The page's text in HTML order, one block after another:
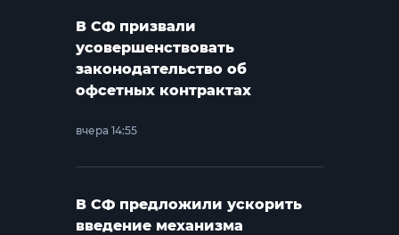
В СФ призвали
усовершенствовать
законодательство об
офсетных контрактах
вчера 14:55
В СФ предложили ускорить
введение механизма